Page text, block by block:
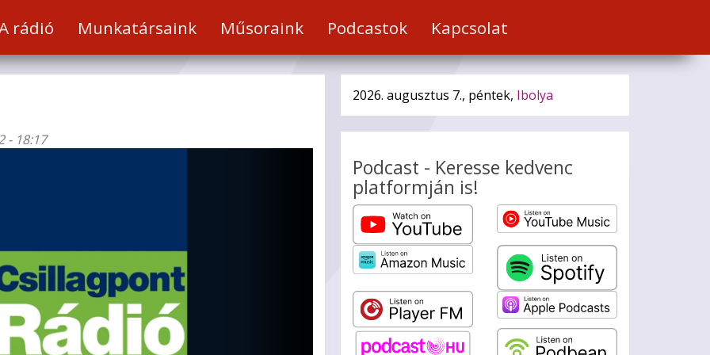
rádió Munkatársaink Műsoraink Podcastok Kapcsolat
- 18:17
2026. augusztus 7., péntek, Ibolya
Podcast - Keresse kedvenc
platformján is!